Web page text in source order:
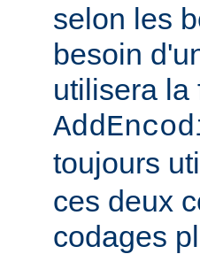
selon les
besoin
utilisera la
toujours
ces deux
codages